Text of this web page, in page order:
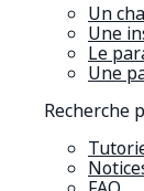
Un
Une
Le
Une
Recherche